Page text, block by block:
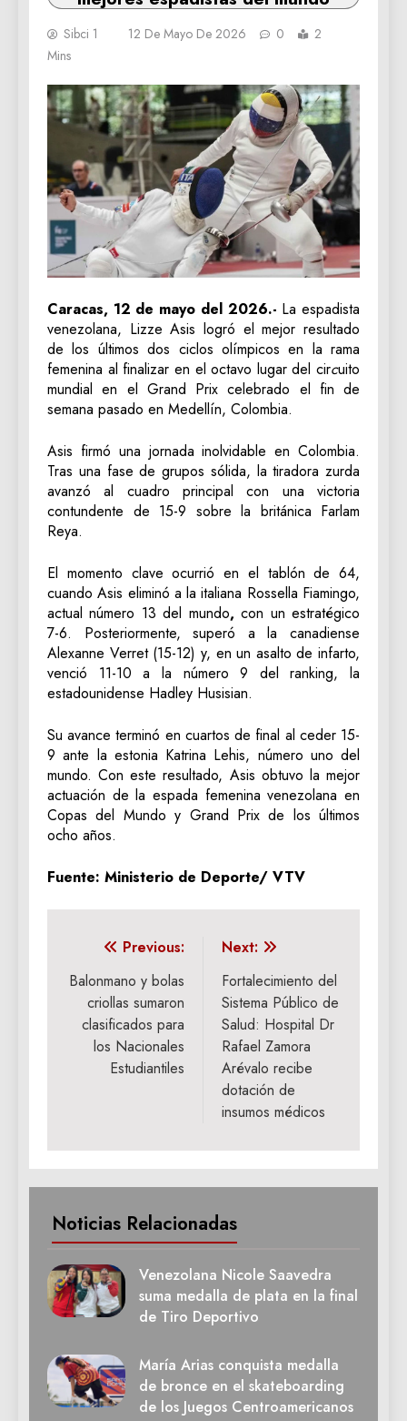
Sibci 1 12 De Mayo De 2026 0
2
Mins
Caracas, 12 de mayo del 2026.- La espadista
venezolana, Lizze Asis logró el mejor resultado
de los últimos dos ciclos olímpicos en la rama
femenina al finalizar en el octavo lugar del circuito
mundial en el Grand Prix celebrado el fin de
semana pasado en Medellín, Colombia.
Asis firmó una jornada inolvidable en Colombia.
Tras una fase de grupos sólida, la tiradora zurda
avanzó al cuadro principal con una victoria
contundente de 15-9 sobre la británica Farlam
Reya.
El momento clave ocurrió en el tablón de 64,
cuando Asis eliminó a la italiana Rossella Fiamingo,
actual número 13 del mundo,con un estratégico
7-6. Posteriormente, superó a la canadiense
Alexanne Verret (15-12) y, en un asalto de infarto,
venció 11-10 a la número 9 del ranking, la
estadounidense Hadley Husisian.
Su avance terminó en cuartos de final al ceder 15-
9 ante la estonia Katrina Lehis, número uno del
mundo. Con este resultado, Asis obtuvo la mejor
actuación de la espada femenina venezolana en
Copas del Mundo y Grand Prix de los últimos
ocho años.
Fuente: Ministerio de Deporte/ VTV
Navegación
de
entradas
Previous:
Balonmano y bolas
criollas sumaron
clasificados para
los Nacionales
Estudiantiles
Next:
‎Fortalecimiento del
Sistema Público de
Salud: Hospital Dr
Rafael Zamora
Arévalo recibe
dotación de
insumos médicos
Noticias Relacionadas
Venezolana Nicole Saavedra
suma medalla de plata en la final
de Tiro Deportivo
María Arias conquista medalla
de bronce en el skateboarding
de los Juegos Centroamericanos